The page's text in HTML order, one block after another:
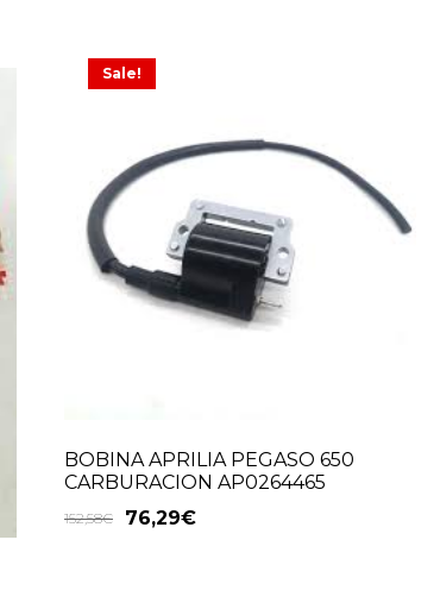
Sale!
BOBINA APRILIA PEGASO 650
CARBURACION AP0264465
152,58€ 76,29€